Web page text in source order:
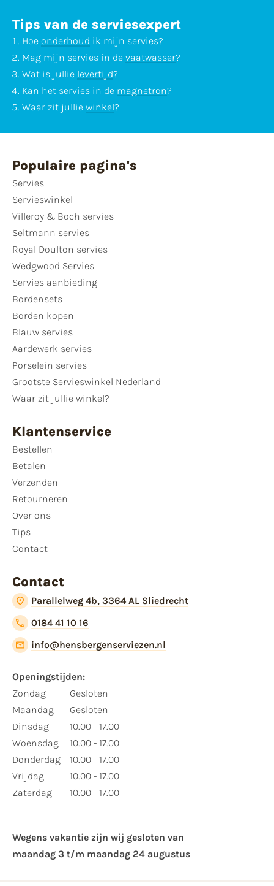
Tips van de serviesexpert
Hoe onderhoud ik mijn servies?
Mag mijn servies in de vaatwasser?
Wat is jullie levertijd?
Kan het servies in de magnetron?
Waar zit jullie winkel?
Populaire pagina's
Servies
Servieswinkel
Villeroy & Boch servies
Seltmann servies
Royal Doulton servies
Wedgwood Servies
Servies aanbieding
Bordensets
Borden kopen
Blauw servies
Aardewerk servies
Porselein servies
Grootste Servieswinkel Nederland
Waar zit jullie winkel?
Klantenservice
Bestellen
Betalen
Verzenden
Retourneren
Over ons
Tips
Contact
Contact
Parallelweg 4b, 3364 AL Sliedrecht
0184 41 10 16
info@hensbergenserviezen.nl
Openingstijden:
Zondag
Maandag
Dinsdag
Woensdag
Donderdag
Vrijdag
Zaterdag
Gesloten
Gesloten
10.00 - 17.00
10.00 - 17.00
10.00 - 17.00
10.00 - 17.00
10.00 - 17.00
Wegens vakantie zijn wij gesloten van ​
maandag 3 t/m maandag 24 augustus